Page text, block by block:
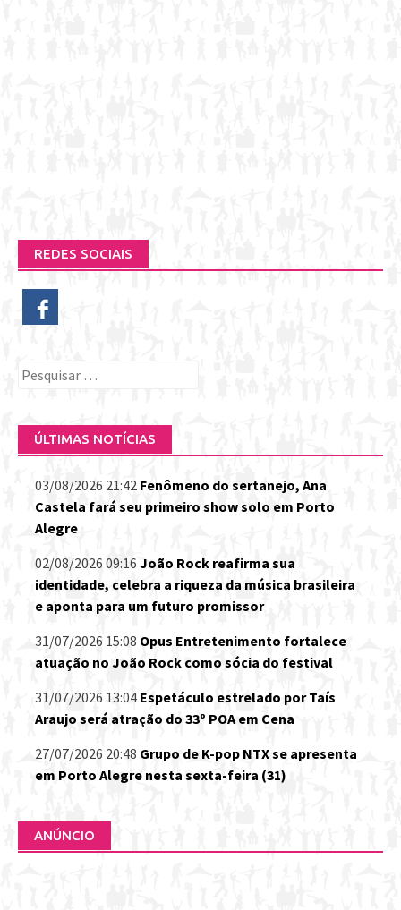
REDES SOCIAIS
Pesquisar
ÚLTIMAS NOTÍCIAS
03/08/2026 21:42 Fenômeno do sertanejo, Ana
Castela fará seu primeiro show solo em Porto
Alegre
02/08/2026 09:16 João Rock reafirma sua
identidade, celebra a riqueza da música brasileira
e aponta para um futuro promissor
31/07/2026 15:08 Opus Entretenimento fortalece
atuação no João Rock como sócia do festival
31/07/2026 13:04 Espetáculo estrelado por Taís
Araujo será atração do 33º POA em Cena
27/07/2026 20:48 Grupo de K-pop NTX se apresenta
em Porto Alegre nesta sexta-feira (31)
ANÚNCIO